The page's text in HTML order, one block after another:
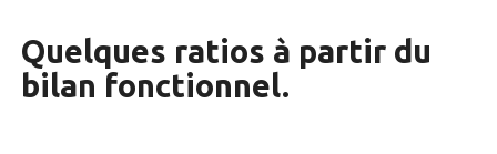
Quelques ratios à partir du
bilan fonctionnel.